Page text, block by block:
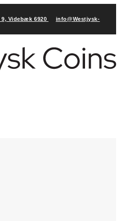
9, Videbæk 6920
info@Westjysk-